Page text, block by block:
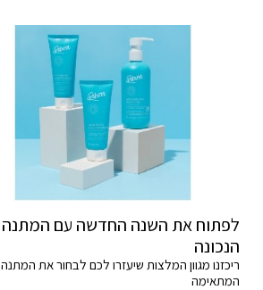
לפתוח את השנה החדשה עם המתנה
הנכונה
ריכזנו מגוון המלצות שיעזרו לכם לבחור את המתנה
המתאימה